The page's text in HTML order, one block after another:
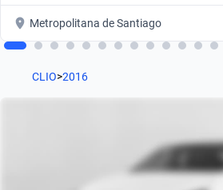
Metropolitana de Santiago
CLIO>2016